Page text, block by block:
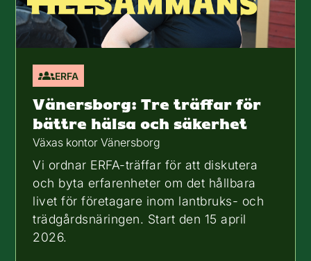
ERFA
Vänersborg: Tre träffar för
bättre hälsa och säkerhet
Växas kontor Vänersborg
Vi ordnar ERFA-träffar för att diskutera
och byta erfarenheter om det hållbara
livet för företagare inom lantbruks- och
trädgårdsnäringen. Start den 15 april
2026.